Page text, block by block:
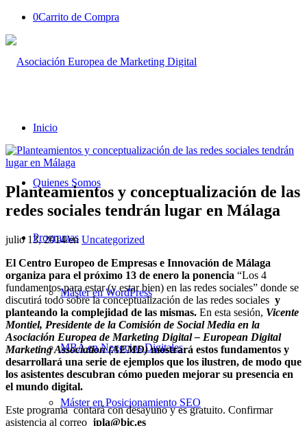
0Carrito de Compra
Inicio
Quienes Somos
Programas
Máster en WordPress
MBA en Negocios Digitales
Máster en Posicionamiento SEO
Planteamientos y conceptualización de las
redes sociales tendrán lugar en Málaga
julio 13, 2014/en Uncategorized
El Centro Europeo de Empresas e Innovación de Málaga
organiza para el próximo 13 de enero la ponencia “Los 4
fundamentos para estar (y estar bien) en las redes sociales” donde se
discutirá todo sobre la conceptualización de las redes sociales y
planteando la complejidad de las mismas. En esta sesión, Vicente
Montiel, Presidente de la Comisión de Social Media en la
Asociación Europea de Marketing Digital – European Digital
Marketing Association (AEMD)mostrará estos fundamentos y
desarrollará una serie de ejemplos que los ilustren, de modo que
los asistentes descubran cómo pueden mejorar su presencia en
el mundo digital.
Este programa contará con desayuno y es gratuito. Confirmar
asistencia al correo jpla@bic.es